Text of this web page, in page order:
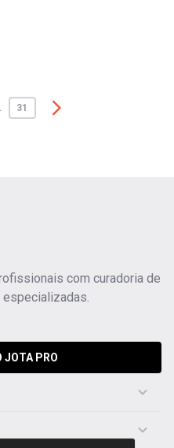
31
com curadoria de
JOTA PRO